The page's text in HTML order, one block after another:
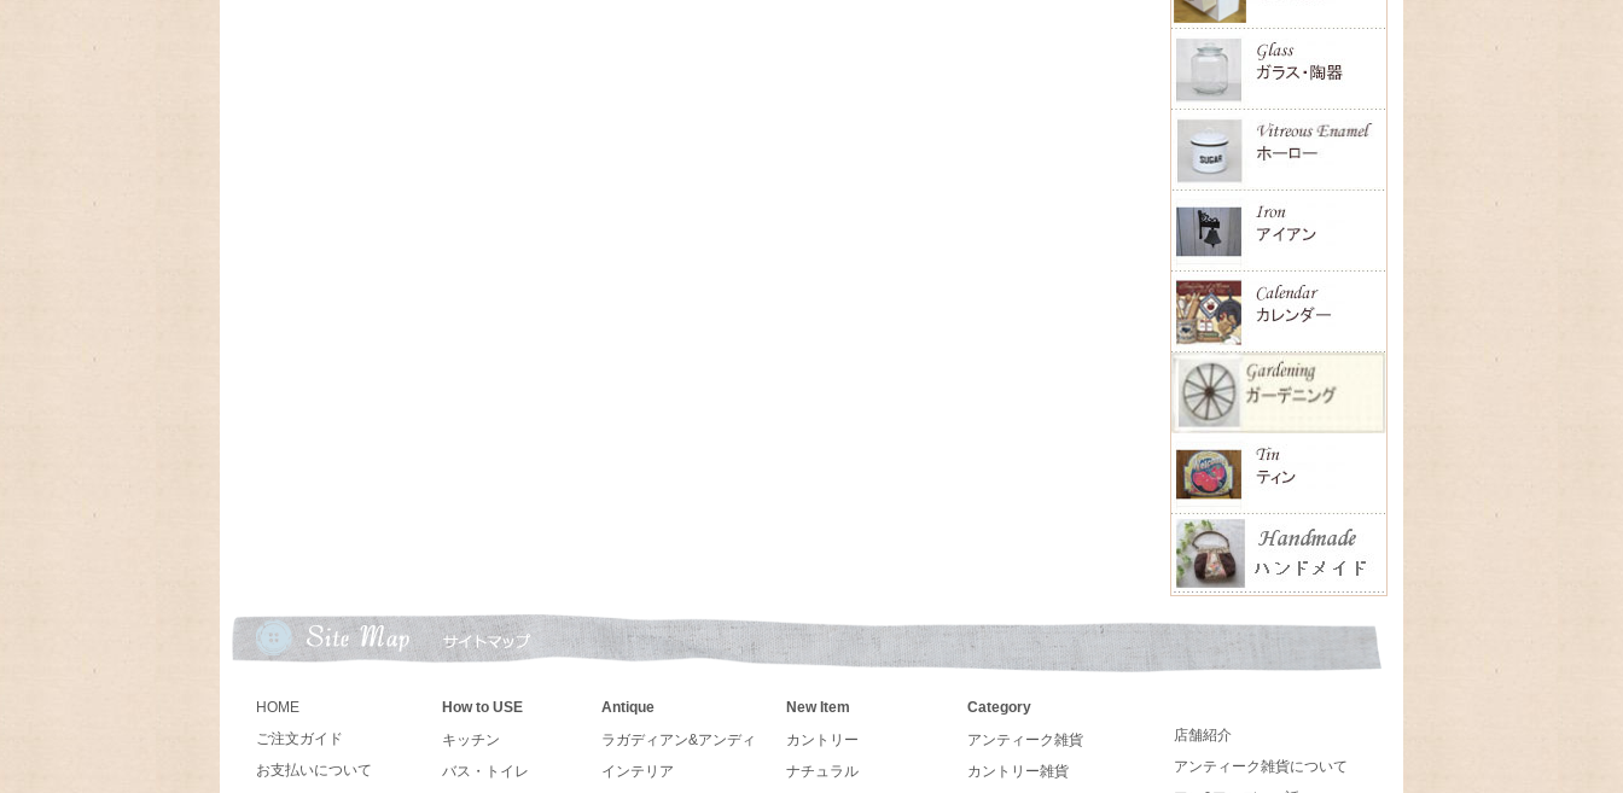
2024/01/01 あけましておめでとうございます
今年もよろしくお願いいたします。
2023/09/18 今年もラガディカレンダーの発売が決まりました。
10月末に入荷予定、予約受付中!卓上カレンダー、手帳の予約も受付しています。
HOME
ご注文ガイド
お支払いについて
How to USE
キッチン
バス・トイレ
Antique
ラガディアン&アンディ
インテリア
New Item
カントリー
ナチュラル
Category
アンティーク雑貨
カントリー雑貨
店舗紹介
アンティーク雑貨について